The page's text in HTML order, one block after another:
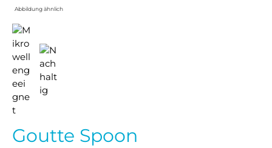
Abbildung ähnlich
Goutte Spoon